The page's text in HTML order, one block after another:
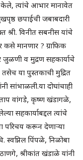
त्यांचे आभार मानावेत
छपाईची जबाबदारी
विनीत सबनीस यांचे
मानणार ? ग्राफिक
जुळणी व मुद्रण सहकार्याचे
या पुस्तकाची मुद्रित
सांभाळली.या दोघांचाही
वांगडे, कृष्ण खंडागळे,
सहकार्याबद्दल त्यांचे
परिचय करून देणार्‍या
स्वप्निल पिंपळे, निळोबा
श्रीकांत खंडाळे यांनी